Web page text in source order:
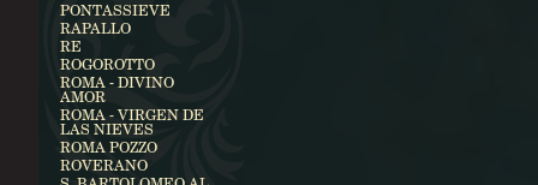
PONTASSIEVE
RAPALLO
RE
ROGOROTTO
ROMA - DIVINO
AMOR
ROMA - VIRGEN DE
LAS NIEVES
ROMA POZZO
ROVERANO